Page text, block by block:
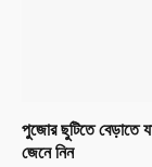
পুজোর ছুটিতে বেড়াতে
জেনে নিন